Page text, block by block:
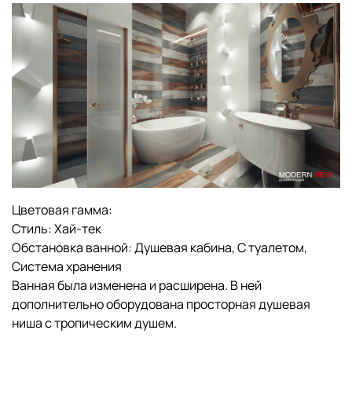
Цветовая гамма:
Стиль:Хай-тек
Обстановка ванной:Душевая кабина,С туалетом,
Система хранения
Ванная была изменена и расширена. В ней
дополнительно оборудована просторная душевая
ниша с тропическим душем.